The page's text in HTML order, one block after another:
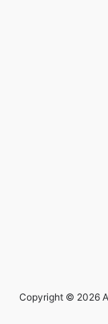
Copyright © 2026